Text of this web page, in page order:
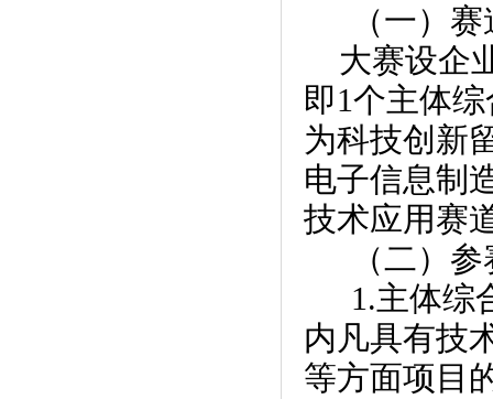
（一）
大赛设企
即1个主体
为科技创新
电子信息制
技术应用赛
（二）
1.主体综
内凡具有技
等方面项目